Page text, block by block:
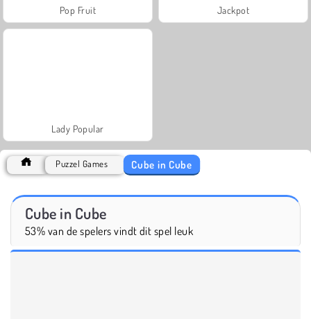
Pop Fruit Jackpot
Lady Popular
Puzzel Games Cube in Cube
Cube in Cube
53% van de spelers vindt dit spel leuk